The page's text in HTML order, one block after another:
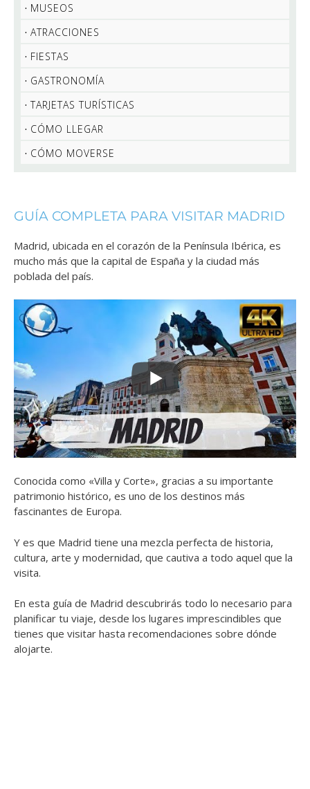
MUSEOS
ATRACCIONES
FIESTAS
GASTRONOMÍA
TARJETAS TURÍSTICAS
CÓMO LLEGAR
CÓMO MOVERSE
GUÍA COMPLETA PARA VISITAR MADRID
Madrid, ubicada en el corazón de la Península Ibérica, es
mucho más que la capital de España y la ciudad más
poblada del país.
Conocida como «Villa y Corte», gracias a su importante
patrimonio histórico, es uno de los destinos más
fascinantes de Europa.
Y es que Madrid tiene una mezcla perfecta de historia,
cultura, arte y modernidad, que cautiva a todo aquel que la
visita.
En esta guía de Madrid descubrirás todo lo necesario para
planificar tu viaje, desde los lugares imprescindibles que
tienes que visitar hasta recomendaciones sobre dónde
alojarte.